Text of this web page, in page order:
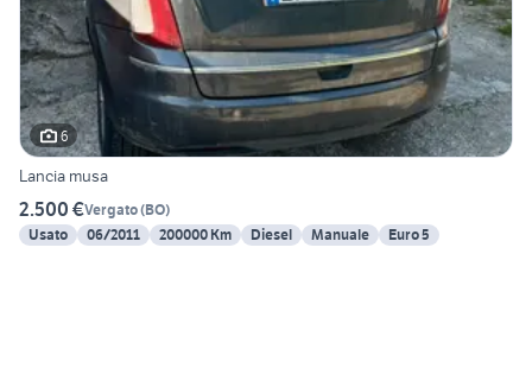
6
Lancia musa
2.500 €Vergato(BO)
Usato
06/2011 200000 Km Diesel Manuale Euro 5